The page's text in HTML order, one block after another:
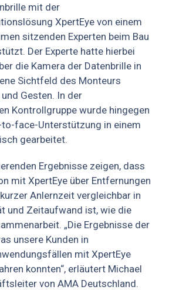
mit der
XpertEye von einem
sitzenden Experten beim Bau
Der Experte hatte hierbei
die Kamera der Datenbrille in
Sichtfeld des Monteurs
Gesten. In der
Kontrollgruppe wurde hingegen
face-Unterstützung in einem
gearbeitet.
Ergebnisse zeigen, dass
mit XpertEye über Entfernungen
Anlernzeit vergleichbar in
und Zeitaufwand ist, wie die
„Die Ergebnisse der
unsere Kunden in
mit XpertEye
konnten“, erläutert Michael
von AMA Deutschland.